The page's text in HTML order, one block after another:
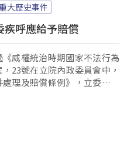
大歷史事件
疾呼應給予賠償
威權統治時期國家不法行為
23號在立院內政委員會中，
理及賠償條例》，立委更指
，在原住民歷史與轉型正義
的權利，應該要進行賠償。